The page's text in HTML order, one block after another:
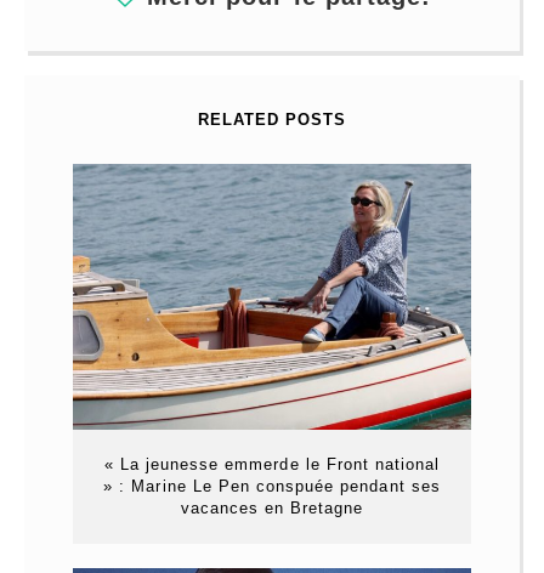
RELATED POSTS
« La jeunesse emmerde le Front national
» : Marine Le Pen conspuée pendant ses
vacances en Bretagne